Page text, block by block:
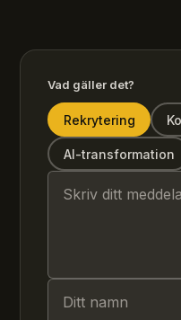
Vad gäller det?
Rekrytering
AI-transformation